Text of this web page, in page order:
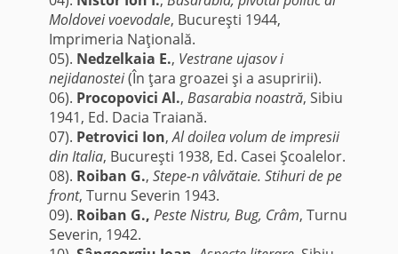
Moldovei voevodale, Bucureşti 1944,
Imprimeria Naţională.
05). Nedzelkaia E., Vestrane ujasov i
nejidanostei(În ţara groazei şi a asupririi).
06). Procopovici Al., Basarabia noastră, Sibiu
1941, Ed. Dacia Traiană.
07). Petrovici Ion,Al doilea volum de impresii
din Italia, Bucureşti 1938, Ed. Casei Şcoalelor.
08). Roiban G., Stepe-n vâlvătaie. Stihuri de pe
front, Turnu Severin 1943.
09). Roiban G., Peste Nistru, Bug, Crâm, Turnu
Severin, 1942.